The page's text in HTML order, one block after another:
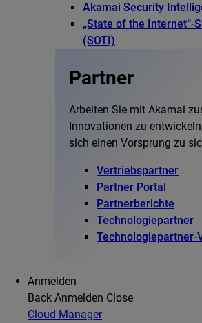
Akamai Security
„State of the Internet“-
(SOTI)
Partner
Arbeiten Sie mit Akamai
Innovationen zu
sich einen Vorsprung zu
Vertriebspartner
Partner Portal
Partnerberichte
Technologiepartner
Technologiepartner-
Anmelden
Back Anmelden Close
Cloud Manager